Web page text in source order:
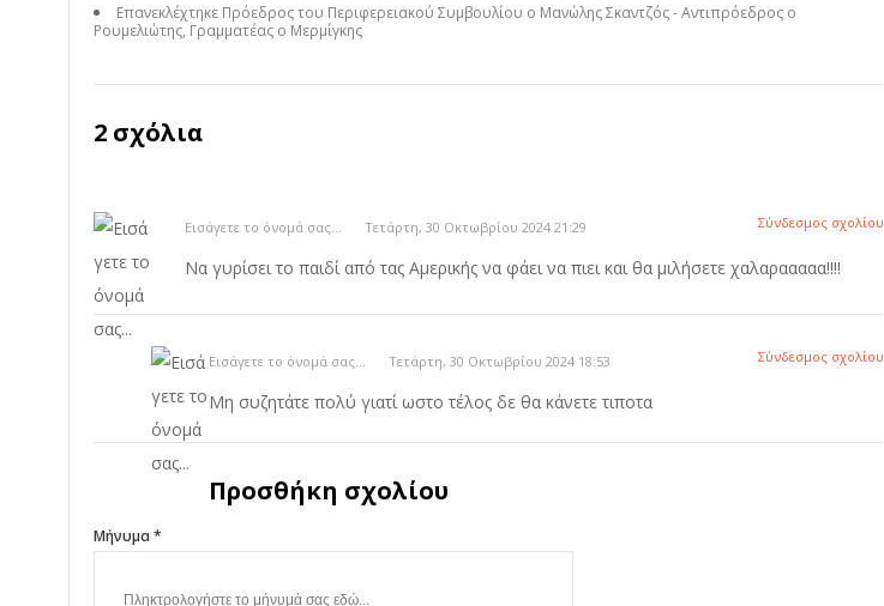
Επανεκλέχτηκε Πρόεδρος του Περιφερειακού Συμβουλίου ο Μανώλης Σκαντζός - Αντιπρόεδρος ο
Ρουμελιώτης, Γραμματέας ο Μερμίγκης
2 σχόλια
Εισάγετε το όνομά σας... Τετάρτη, 30 Οκτωβρίου 2024 21:29 Σύνδεσμος σχολίου
Να γυρίσει το παιδί από τας Αμερικής να φάει να πιει και θα μιλήσετε χαλαρααααα!!!!
Εισάγετε το όνομά σας... Τετάρτη, 30 Οκτωβρίου 2024 18:53 Σύνδεσμος σχολίου
Μη συζητάτε πολύ γιατί ωστο τέλος δε θα κάνετε τιποτα
Προσθήκη σχολίου
Μήνυμα *